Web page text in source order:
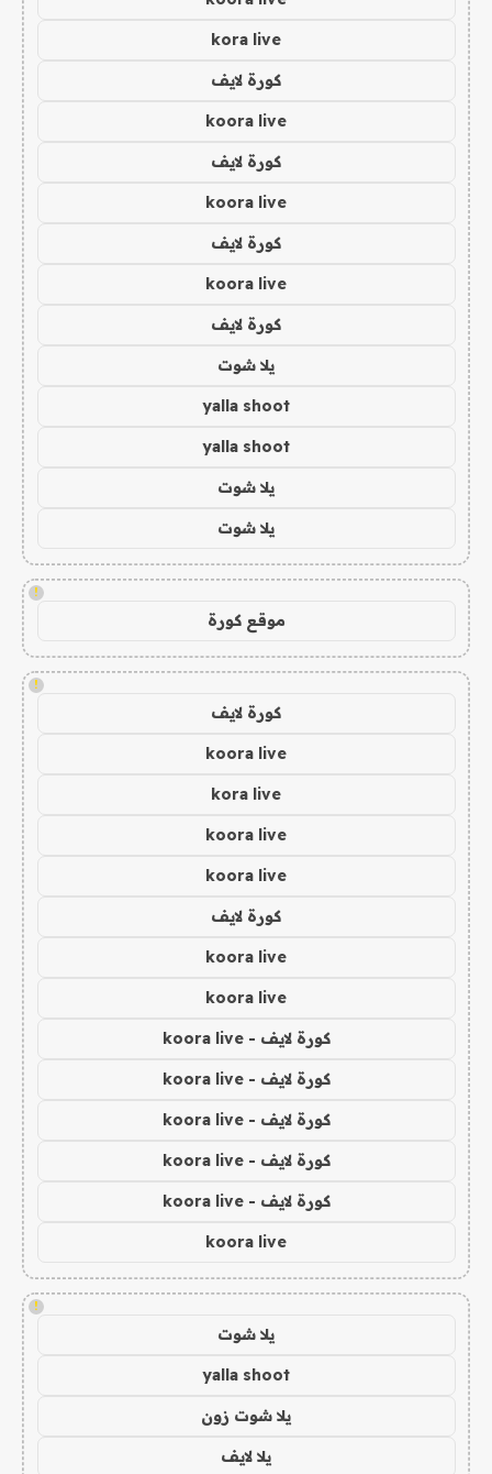
kora live
كورة لايف
koora live
كورة لايف
koora live
كورة لايف
koora live
كورة لايف
يلا شوت
yalla shoot
yalla shoot
يلا شوت
يلا شوت
!
موقع كورة
!
كورة لايف
koora live
kora live
koora live
koora live
كورة لايف
koora live
koora live
كورة لايف - koora live
كورة لايف - koora live
كورة لايف - koora live
كورة لايف - koora live
كورة لايف - koora live
koora live
!
يلا شوت
yalla shoot
يلا شوت زون
يلا لايف